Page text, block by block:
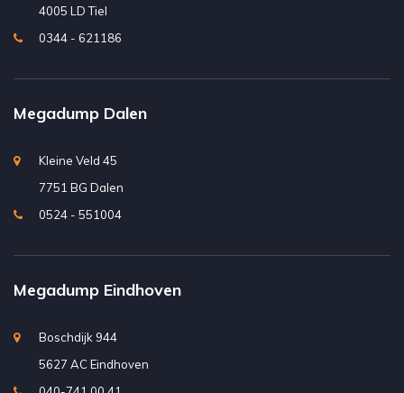
4005 LD Tiel
0344 - 621186
Megadump Dalen
Kleine Veld 45
7751 BG Dalen
0524 - 551004
Megadump Eindhoven
Boschdijk 944
5627 AC Eindhoven